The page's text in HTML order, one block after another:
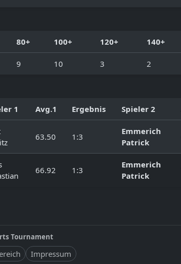
80+ 100+ 120+ 140+
9 10 3 2
1 Avg.1 Ergebnis Spieler 2
63.50 1:3
Emmerich
Patrick
66.92 1:3
Emmerich
Patrick
Tournament
Impressum